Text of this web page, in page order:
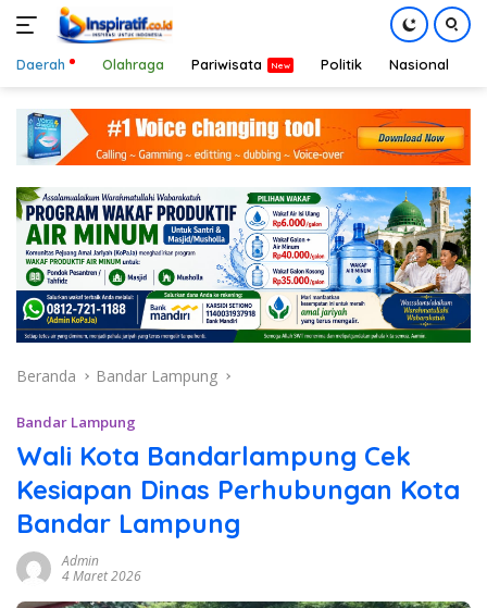
konten
Daerah Olahraga Pariwisata Politik Nasional
Beranda Bandar Lampung
Bandar Lampung
Wali Kota Bandarlampung Cek
Kesiapan Dinas Perhubungan Kota
Bandar Lampung
Admin
4 Maret 2026